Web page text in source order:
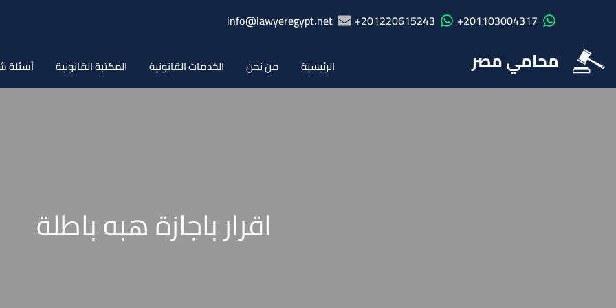
201103004317+
201220615243+
info@lawyeregypt.net
محامي مصر الرئيسية من نحن الخدمات القانونية المكتبة القانونية أسئلة
اقرار باجازة هبه باطلة